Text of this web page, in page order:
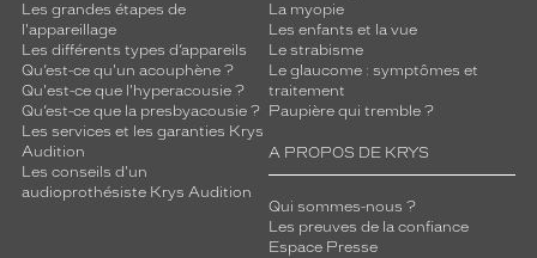
Les grandes étapes de
l'appareillage
Les différents types d’appareils
Qu’est-ce qu'un acouphène ?
Qu'est-ce que l'hyperacousie ?
Qu’est-ce que la presbyacousie ?
Les services et les garanties Krys
Audition
Les conseils d'un
audioprothésiste Krys Audition
La myopie
Les enfants et la vue
Le strabisme
Le glaucome : symptômes et
traitement
Paupière qui tremble ?
A PROPOS DE KRYS
Qui sommes-nous ?
Les preuves de la confiance
Espace Presse